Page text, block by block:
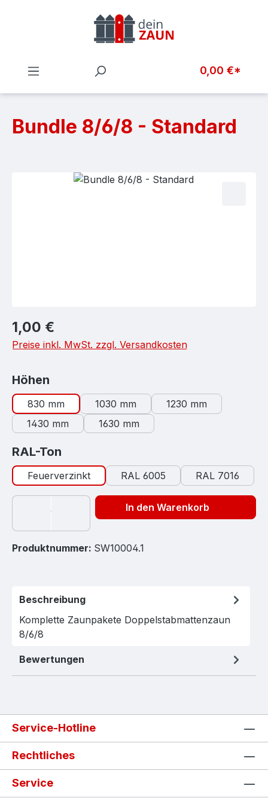
Zum Hauptinhalt springen
0,00 €*
Bundle 8/6/8 - Standard
Bildergalerie überspringen
Regulärer Preis:
1,00 €
Preise inkl. MwSt. zzgl. Versandkosten
Höhen
830 mm 1030 mm
1230 mm
1430 mm
1630 mm
RAL-Ton
Feuerverzinkt RAL 6005 RAL 7016
In den Warenkorb
Produktnummer: SW10004.1
Beschreibung
Komplette Zaunpakete Doppelstabmattenzaun
8/6/8
Bewertungen
Service-Hotline
Rechtliches
Service